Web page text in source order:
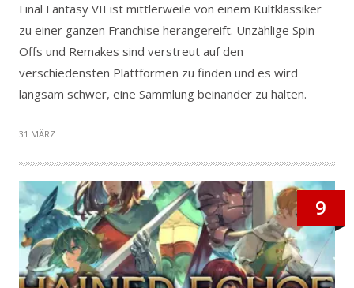
Final Fantasy VII ist mittlerweile von einem Kultklassiker
zu einer ganzen Franchise herangereift. Unzählige Spin-
Offs und Remakes sind verstreut auf den
verschiedensten Plattformen zu finden und es wird
langsam schwer, eine Sammlung beinander zu halten.
31 MÄRZ
9